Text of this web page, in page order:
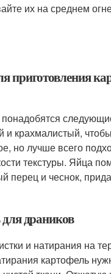
их на среднем
приготовления
крахмалистый,
но лучше всего
текстуры. Яйца
перец и чеснок,
драников
и натирания на
картофель